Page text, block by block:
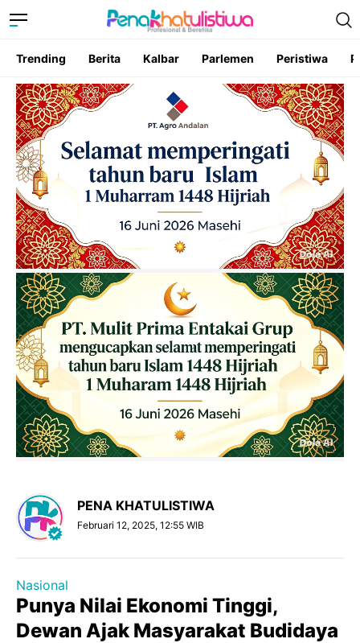
Trending Berita Kalbar Parlemen Peristiwa
PENA KHATULISTIWA
Februari 12, 2025, 12:55 WIB
Nasional
Punya Nilai Ekonomi Tinggi,
Dewan Ajak Masyarakat Budidaya